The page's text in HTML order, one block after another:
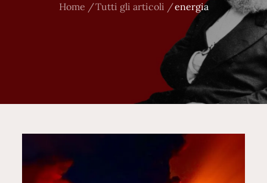
Home Tutti gli articoli energia